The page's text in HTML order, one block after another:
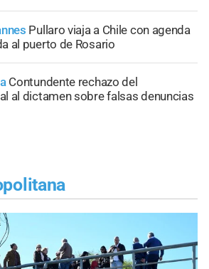
Pullaro viaja a Chile con agenda
al puerto de Rosario
Contundente rechazo del
al dictamen sobre falsas denuncias